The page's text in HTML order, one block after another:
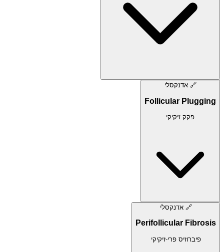
🔗 אדנקסלי
Follicular Plugging
פקק זיקיקי
🔗 אדנקסלי
Perifollicular Fibrosis
פיברוזיס פרי-זיקיקי